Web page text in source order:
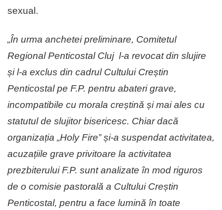
sexual.
„În urma anchetei preliminare, Comitetul
Regional Penticostal Cluj l-a revocat din slujire
și l-a exclus din cadrul Cultului Creștin
Penticostal pe F.P. pentru abateri grave,
incompatibile cu morala creștină și mai ales cu
statutul de slujitor bisericesc. Chiar dacă
organizația „Holy Fire” și-a suspendat activitatea,
acuzațiile grave privitoare la activitatea
prezbiterului F.P. sunt analizate în mod riguros
de o comisie pastorală a Cultului Creștin
Penticostal, pentru a face lumină în toate